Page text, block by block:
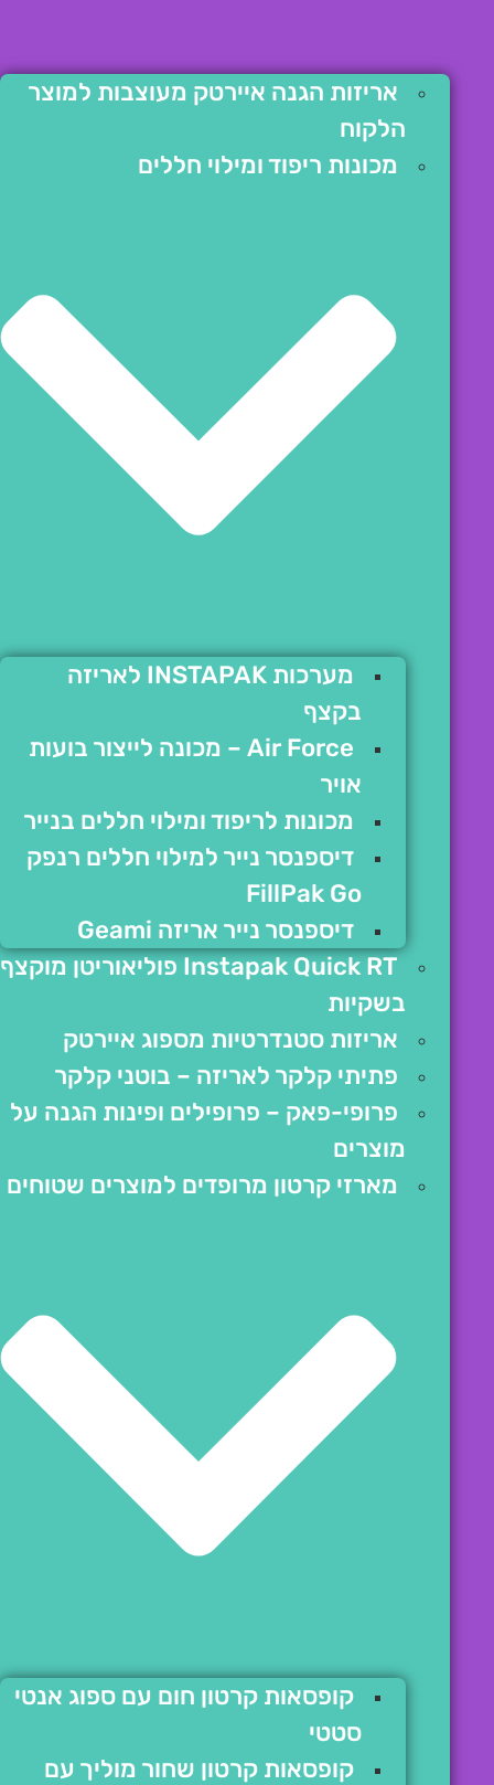
אריזות הגנה איירטק מעוצבות למוצר
הלקוח
מכונות ריפוד ומילוי חללים
מערכות INSTAPAK לאריזה
בקצף
Air Force – מכונה לייצור בועות
אויר
מכונות לריפוד ומילוי חללים בנייר
דיספנסר נייר למילוי חללים רנפק
FillPak Go
דיספנסר נייר אריזה Geami
Instapak Quick RT פוליאוריטן מוקצף
בשקיות
אריזות סטנדרטיות מספוג איירטק
פתיתי קלקר לאריזה – בוטני קלקר
פרופי-פאק – פרופילים ופינות הגנה על
מוצרים
מארזי קרטון מרופדים למוצרים שטוחים
קופסאות קרטון חום עם ספוג אנטי
סטטי
קופסאות קרטון שחור מוליך עם